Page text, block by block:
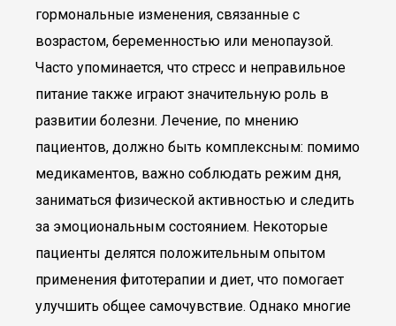
гормональные изменения, связанные с
возрастом, беременностью или менопаузой.
Часто упоминается, что стресс и неправильное
питание также играют значительную роль в
развитии болезни. Лечение, по мнению
пациентов, должно быть комплексным: помимо
медикаментов, важно соблюдать режим дня,
заниматься физической активностью и следить
за эмоциональным состоянием. Некоторые
пациенты делятся положительным опытом
применения фитотерапии и диет, что помогает
улучшить общее самочувствие. Однако многие